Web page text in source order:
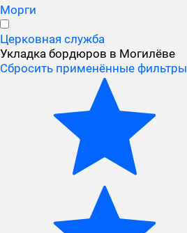
Морги
Церковная служба
Укладка бордюров в Могилёве
Сбросить применённые фильтры